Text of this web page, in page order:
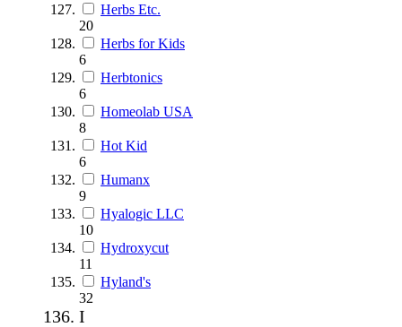
Herbs Etc.
20
Herbs for Kids
6
Herbtonics
6
Homeolab USA
8
Hot Kid
6
Humanx
9
Hyalogic LLC
10
Hydroxycut
11
Hyland's
32
I